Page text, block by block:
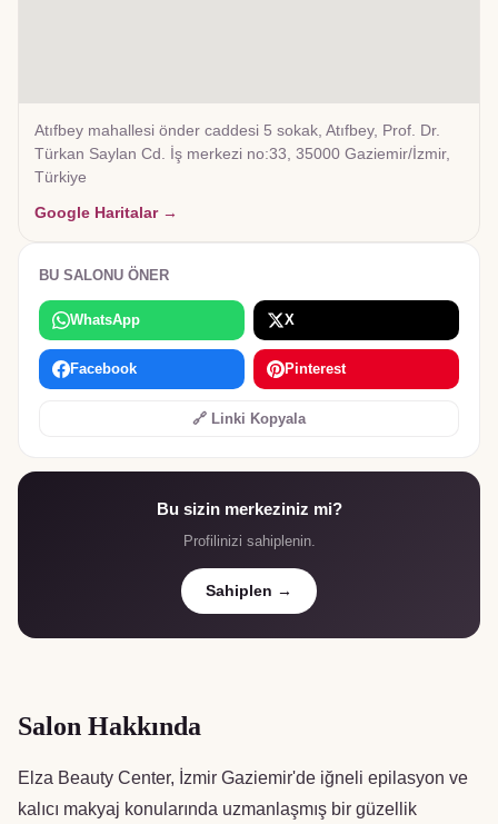
Salon Hakkında
Elza Beauty Center, İzmir Gaziemir'de iğneli epilasyon ve
kalıcı makyaj konularında uzmanlaşmış bir güzellik
Atıfbey mahallesi önder caddesi 5 sokak, Atıfbey, Prof. Dr.
Türkan Saylan Cd. İş merkezi no:33, 35000 Gaziemir/İzmir,
Türkiye
Google Haritalar →
BU SALONU ÖNER
WhatsApp X
Facebook Pinterest
🔗 Linki Kopyala
Bu sizin merkeziniz mi?
Profilinizi sahiplenin.
Sahiplen →